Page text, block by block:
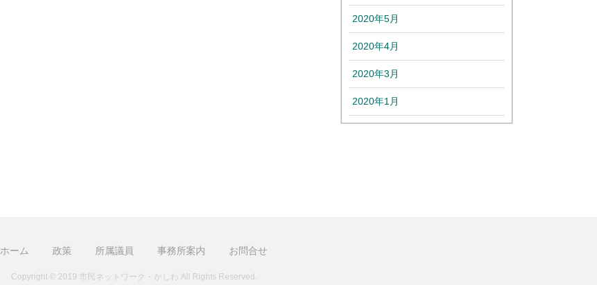
2020年5月
2020年4月
2020年3月
2020年1月
ホーム 政策 所属議員 事務所案内 お問合せ
Copyright © 2019 市民ネットワーク・かしわ All Rights Reserved.